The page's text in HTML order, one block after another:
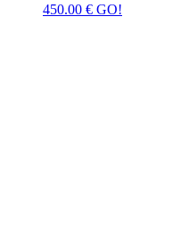
450.00 € GO!